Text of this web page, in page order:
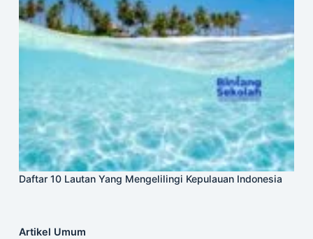
Daftar 10 Lautan Yang Mengelilingi Kepulauan Indonesia
Artikel Umum